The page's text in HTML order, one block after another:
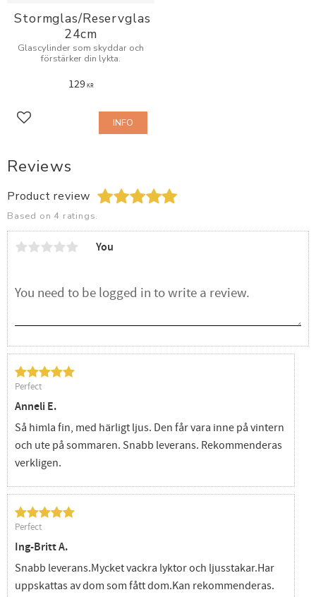
Reviews
Product review
Based on 4 ratings.
You
Perfect
Anneli E.
Så himla fin, med härligt ljus. Den får vara inne på vintern
och ute på sommaren. Snabb leverans. Rekommenderas
verkligen.
Perfect
Ing-Britt A.
Snabb leverans.Mycket vackra lyktor och ljusstakar.Har
uppskattas av dom som fått dom.Kan rekommenderas.
Stormglas/Reservglas
24cm
Glascylinder som skyddar och
förstärker din lykta.
129KR
Add to favorites INFO